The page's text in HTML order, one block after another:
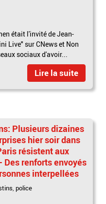
était l'invité de Jean-
Live" sur CNews et Non
sociaux d'avoir...
Lire la suite
Plusieurs dizaines
hier soir dans
résistent aux
Des renforts envoyés
interpellées
, police